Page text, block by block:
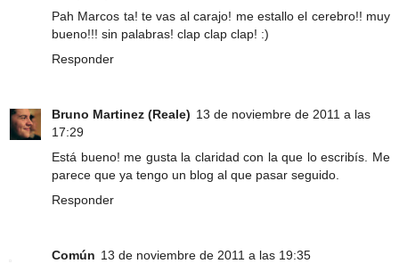
Pah Marcos ta! te vas al carajo! me estallo el cerebro!! muy
bueno!!! sin palabras! clap clap clap! :)
Responder
Bruno Martinez (Reale) 13 de noviembre de 2011 a las
17:29
Está bueno! me gusta la claridad con la que lo escribís. Me
parece que ya tengo un blog al que pasar seguido.
Responder
Común 13 de noviembre de 2011 a las 19:35